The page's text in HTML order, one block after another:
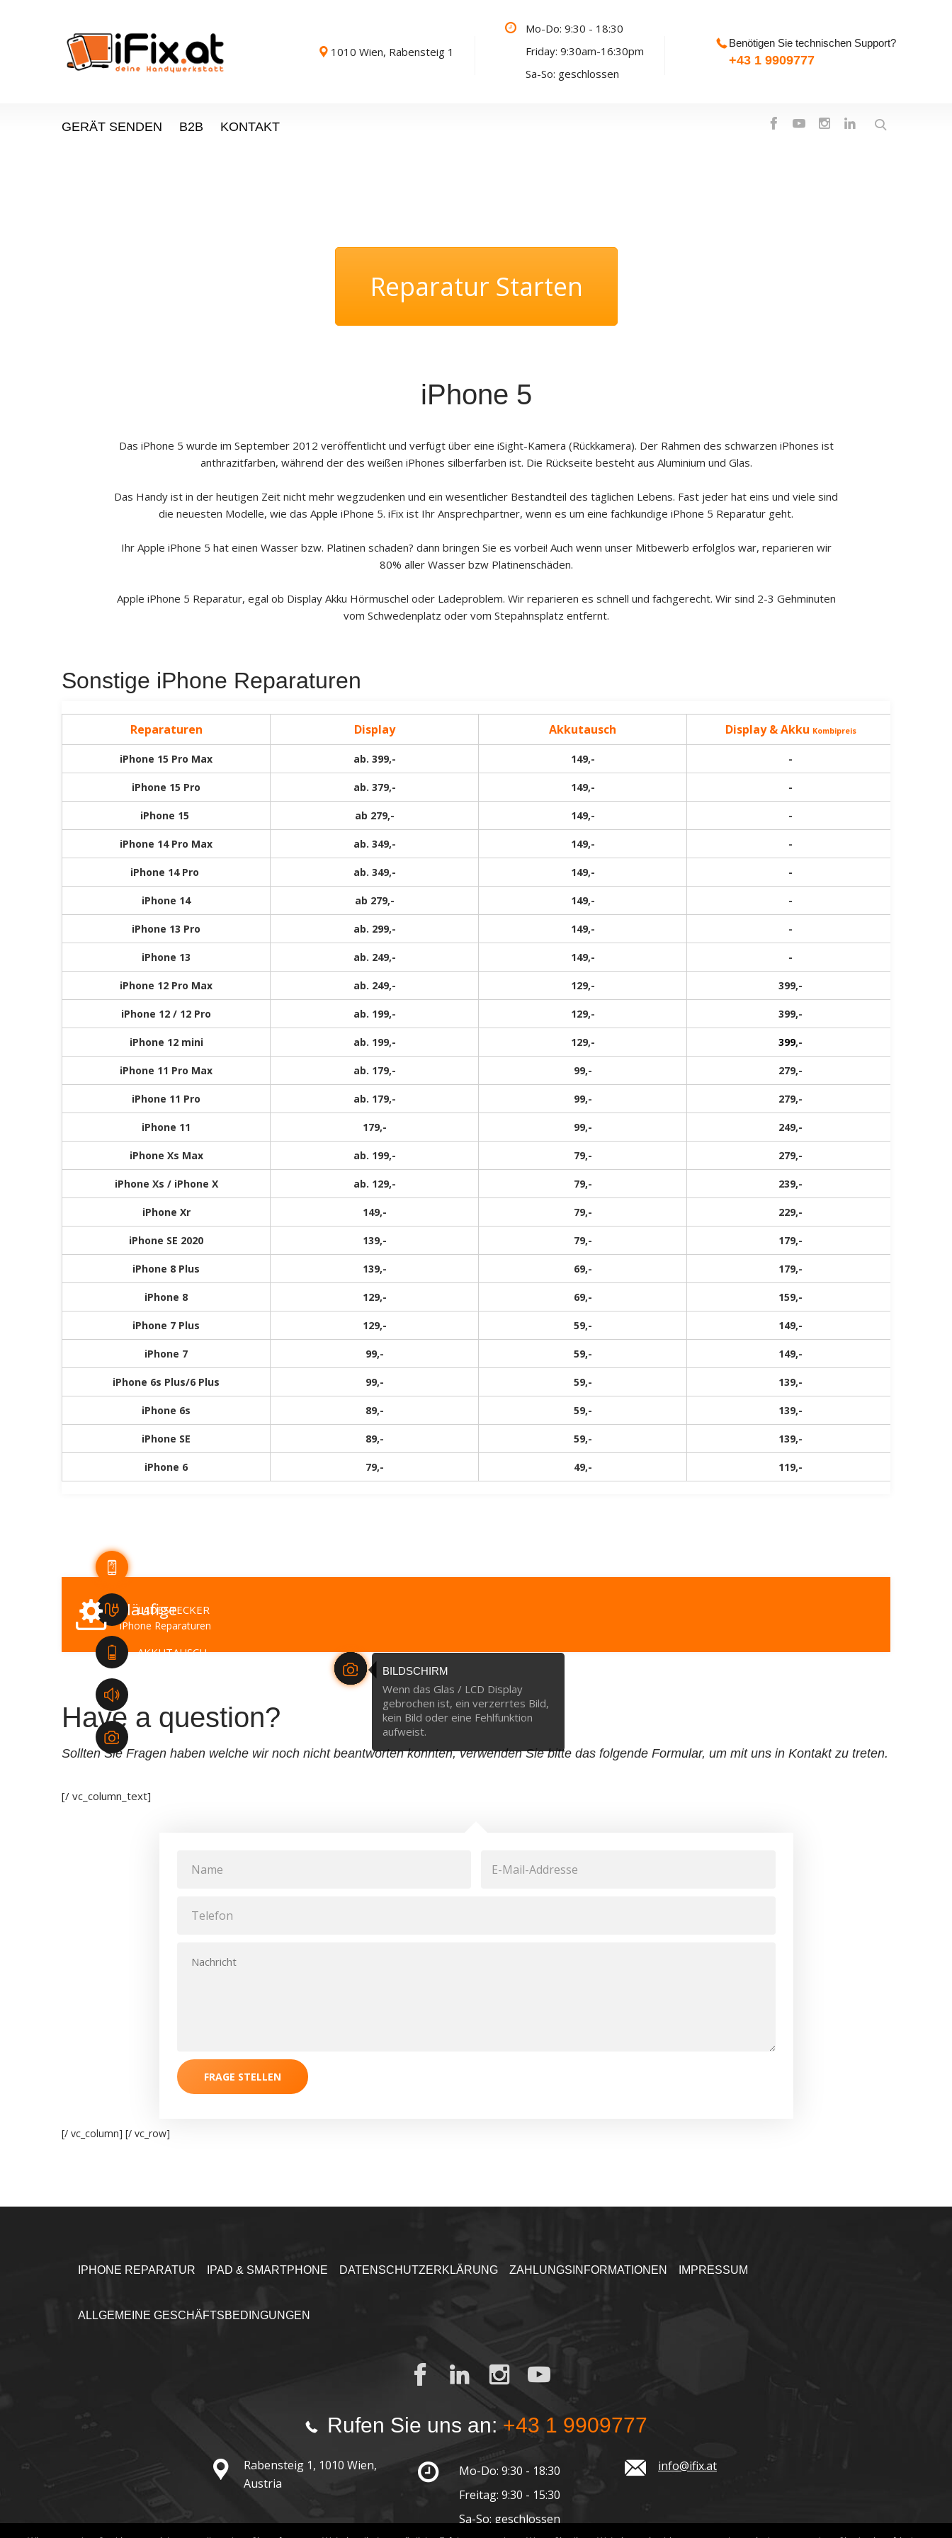
1010 Wien, Rabensteig 1
Mo-Do: 9:30 - 18:30
Friday: 9:30am-16:30pm
Sa-So: geschlossen
Benötigen Sie technischen Support?
+43 1 9909777
GERÄT SENDEN B2B KONTAKT
Reparatur Starten
iPhone 5
Das iPhone 5 wurde im September 2012 veröffentlicht und verfügt über eine iSight-Kamera (Rückkamera). Der Rahmen des schwarzen iPhones ist
anthrazitfarben, während der des weißen iPhones silberfarben ist. Die Rückseite besteht aus Aluminium und Glas.
Das Handy ist in der heutigen Zeit nicht mehr wegzudenken und ein wesentlicher Bestandteil des täglichen Lebens. Fast jeder hat eins und viele sind
die neuesten Modelle, wie das Apple iPhone 5. iFix ist Ihr Ansprechpartner, wenn es um eine fachkundige iPhone 5 Reparatur geht.
Ihr Apple iPhone 5 hat einen Wasser bzw. Platinen schaden? dann bringen Sie es vorbei! Auch wenn unser Mitbewerb erfolglos war, reparieren wir
80% aller Wasser bzw Platinenschäden.
Apple iPhone 5 Reparatur, egal ob Display Akku Hörmuschel oder Ladeproblem. Wir reparieren es schnell und fachgerecht. Wir sind 2-3 Gehminuten
vom Schwedenplatz oder vom Stepahnsplatz entfernt.
Sonstige iPhone Reparaturen
Reparaturen Display Akkutausch Display & Akku Kombipreis
iPhone 15 Pro Max ab. 399,- 149,- -
iPhone 15 Pro ab. 379,- 149,- -
iPhone 15 ab 279,- 149,- -
iPhone 14 Pro Max ab. 349,- 149,- -
iPhone 14 Pro ab. 349,- 149,- -
iPhone 14 ab 279,- 149,- -
iPhone 13 Pro ab. 299,- 149,- -
iPhone 13 ab. 249,- 149,- -
iPhone 12 Pro Max ab. 249,- 129,- 399,-
iPhone 12 / 12 Pro ab. 199,- 129,- 399,-
iPhone 12 mini ab. 199,- 129,- 399,-
iPhone 11 Pro Max ab. 179,- 99,- 279,-
iPhone 11 Pro ab. 179,- 99,- 279,-
iPhone 11 179,- 99,- 249,-
iPhone Xs Max ab. 199,- 79,- 279,-
iPhone Xs / iPhone X ab. 129,- 79,- 239,-
iPhone Xr 149,- 79,- 229,-
iPhone SE 2020 139,- 79,- 179,-
iPhone 8 Plus 139,- 69,- 179,-
iPhone 8 129,- 69,- 159,-
iPhone 7 Plus 129,- 59,- 149,-
iPhone 7 99,- 59,- 149,-
iPhone 6s Plus/6 Plus 99,- 59,- 139,-
iPhone 6s 89,- 59,- 139,-
iPhone SE 89,- 59,- 139,-
iPhone 6 79,- 49,- 119,-
Ηäufige
iPhone Reparaturen
LADESTECKER
AKKUTAUSCH
FRONTKAMERA
BILDSCHIRM
Wenn das Glas / LCD Display
gebrochen ist, ein verzerrtes Bild,
kein Bild oder eine Fehlfunktion
aufweist.
Have a question?
Sollten Sie Fragen haben welche wir noch nicht beantworten konnten, verwenden Sie bitte das folgende Formular, um mit uns in Kontakt zu treten.
[/ vc_column_text]
FRAGE STELLEN
[/ vc_column] [/ vc_row]
IPHONE REPARATUR IPAD & SMARTPHONE DATENSCHUTZERKLÄRUNG ZAHLUNGSINFORMATIONEN IMPRESSUM
ALLGEMEINE GESCHÄFTSBEDINGUNGEN
Rufen Sie uns an: +43 1 9909777
Rabensteig 1, 1010 Wien,
Austria
Mo-Do: 9:30 - 18:30
Freitag: 9:30 - 15:30
Sa-So: geschlossen
info@ifix.at